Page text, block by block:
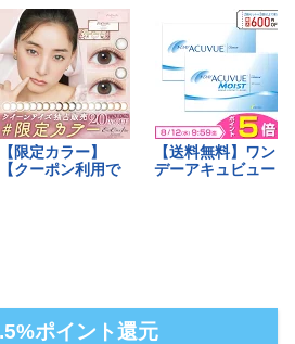
ポイント還元